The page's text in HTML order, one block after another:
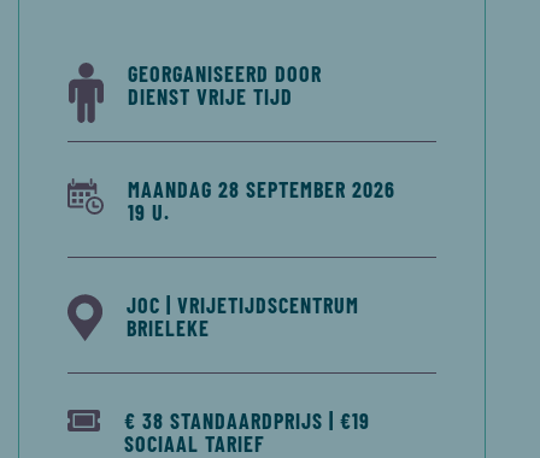
GEORGANISEERD DOOR
DIENST VRIJE TIJD
MAANDAG 28 SEPTEMBER 2026
19 U.
JOC | VRIJETIJDSCENTRUM
BRIELEKE
€ 38 STANDAARDPRIJS | €19
SOCIAAL TARIEF